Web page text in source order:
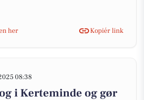
her
Kopiér link
08:38
i Kerteminde og gør